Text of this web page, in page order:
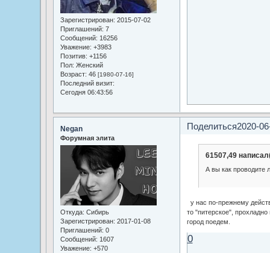
Зарегистрирован: 2015-07-02
Приглашений: 7
Сообщений: 16256
Уважение: +3983
Позитив: +1156
Пол: Женский
Возраст: 46 [1980-07-16]
Последний визит:
Сегодня 06:43:56
Поделиться2020-
Negan
Форумная элита
Откуда: Сибирь
Зарегистрирован: 2017-01-08
Приглашений: 0
Сообщений: 1607
Уважение: +570
61507,49
А вы как проводите
у нас по-прежнему
то "питерское",
город поедем.
0